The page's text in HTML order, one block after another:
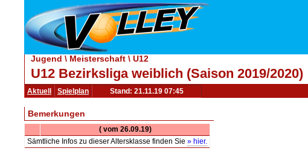
Jugend \ Meisterschaft \ U12
U12 Bezirksliga weiblich (Saison 2019/2020)
Aktuell Spielplan Stand: 21.11.19 07:45
Bemerkungen
( vom 26.09.19)
Sämtliche Infos zu dieser Altersklasse finden Sie » hier.